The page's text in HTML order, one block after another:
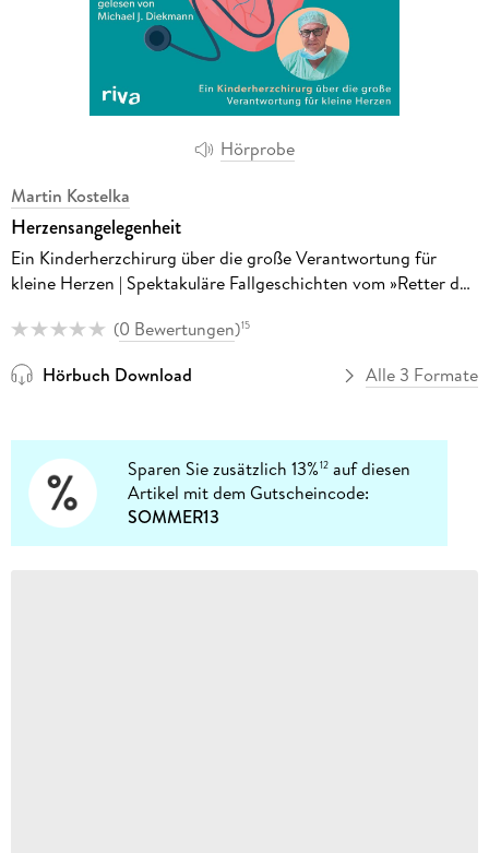
Hörprobe
Martin Kostelka
Herzensangelegenheit
Ein Kinderherzchirurg über die große Verantwortung für
kleine Herzen | Spektakuläre Fallgeschichten vom »Retter der
(0 Bewertungen)15
Hörbuch Download Alle 3 Formate
Sparen Sie zusätzlich 13%12 auf diesen
Artikel mit dem Gutscheincode:
SOMMER13